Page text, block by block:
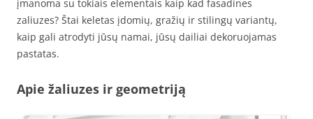
įmanoma su tokiais elementais kaip kad fasadines
zaliuzes? Štai keletas įdomių, gražių ir stilingų variantų,
kaip gali atrodyti jūsų namai, jūsų dailiai dekoruojamas
pastatas.
Apie žaliuzes ir geometriją